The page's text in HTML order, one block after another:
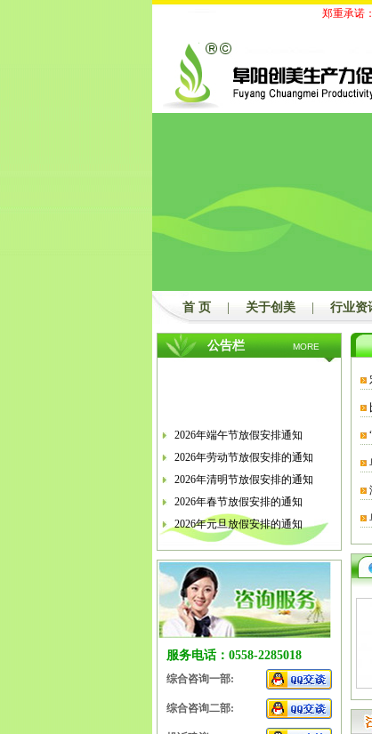
郑重承诺：
首 页 关于创美 行业资
公告栏 MORE
2026年端午节放假安排通知
2026年劳动节放假安排的通知
2026年清明节放假安排的通知
2026年春节放假安排的通知
2026年元旦放假安排的通知
2025年国庆节、中秋节放假安排
2025年端午节放假安排的通知
2025年劳动节放假安排的通知
2025年清明节放假安排的通知
2025年春节放假安排的通知
服务电话：0558-2285018
综合咨询一部:
综合咨询二部: